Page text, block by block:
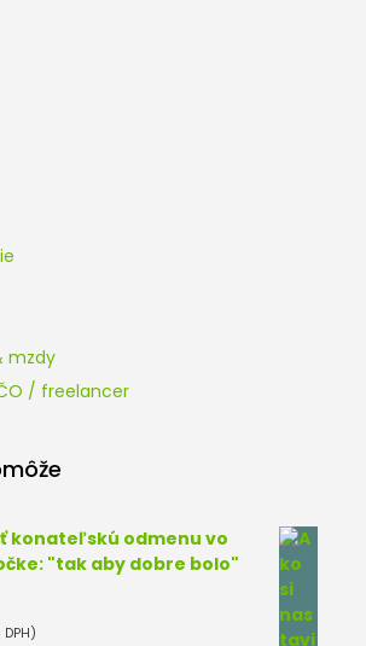
mzdy
/ freelancer
konateľskú odmenu vo
"tak aby dobre bolo"
DPH)